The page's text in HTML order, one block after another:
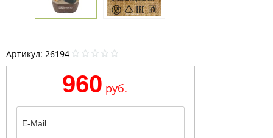
Артикул: 26194
960 руб.